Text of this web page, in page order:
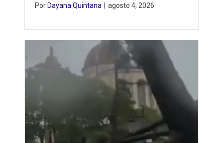
Por Dayana Quintana agosto 4, 2026